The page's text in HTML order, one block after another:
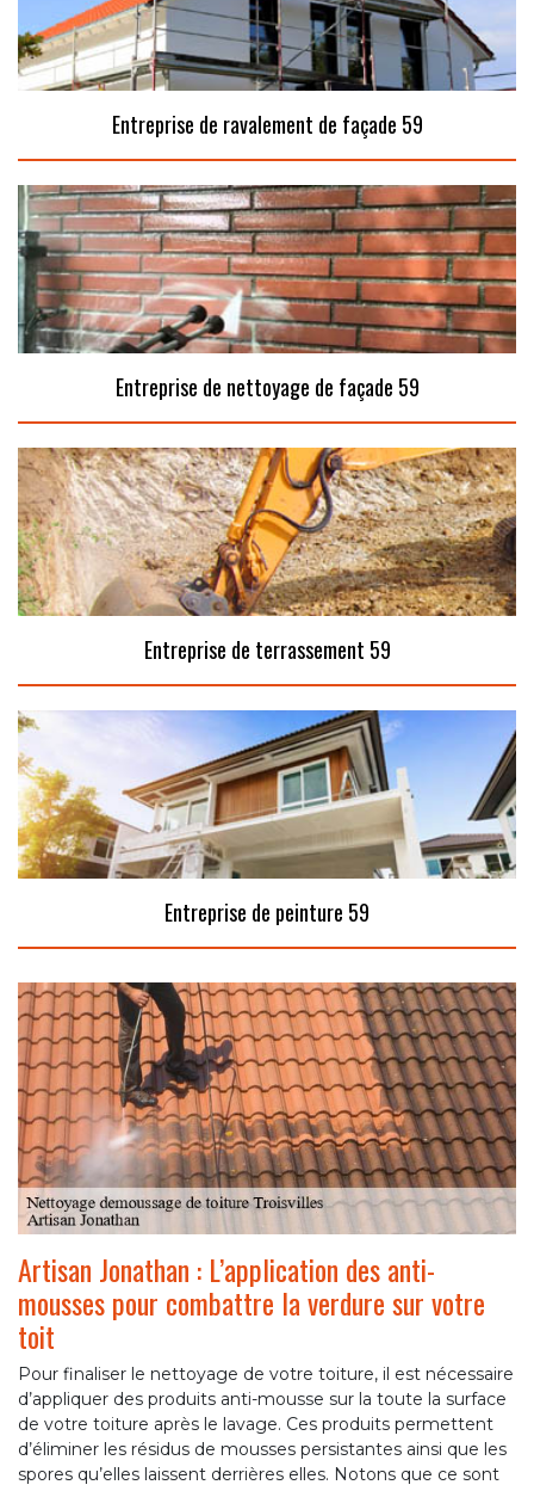
Entreprise de ravalement de façade 59
Entreprise de nettoyage de façade 59
Entreprise de terrassement 59
Entreprise de peinture 59
Artisan Jonathan : L’application des anti-
mousses pour combattre la verdure sur votre
toit
Pour finaliser le nettoyage de votre toiture, il est nécessaire
d’appliquer des produits anti-mousse sur la toute la surface
de votre toiture après le lavage. Ces produits permettent
d’éliminer les résidus de mousses persistantes ainsi que les
spores qu’elles laissent derrières elles. Notons que ce sont